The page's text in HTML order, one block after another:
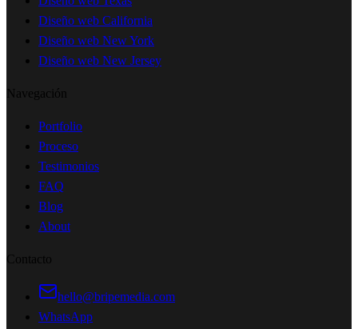
Diseño web California
Diseño web New York
Diseño web New Jersey
Navegación
Portfolio
Proceso
Testimonios
FAQ
Blog
About
Contacto
hello@bripemedia.com
WhatsApp